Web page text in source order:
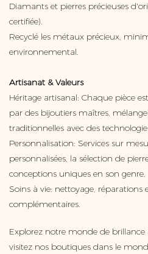
Diamants et pierres précieuses
certifiée).
Recyclé les métaux précieux,
environnemental.
Artisanat & Valeurs
Héritage artisanal: Chaque pièce
par des bijoutiers maîtres,
traditionnelles avec des
Personnalisation: Services sur
personnalisées, la sélection de
conceptions uniques en son genre.
Soins à vie: nettoyage,
complémentaires.
Explorez notre monde de brillance
visitez nos boutiques dans le